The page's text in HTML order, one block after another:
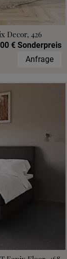
Decor, 426
€ Sonderpreis
Anfrage